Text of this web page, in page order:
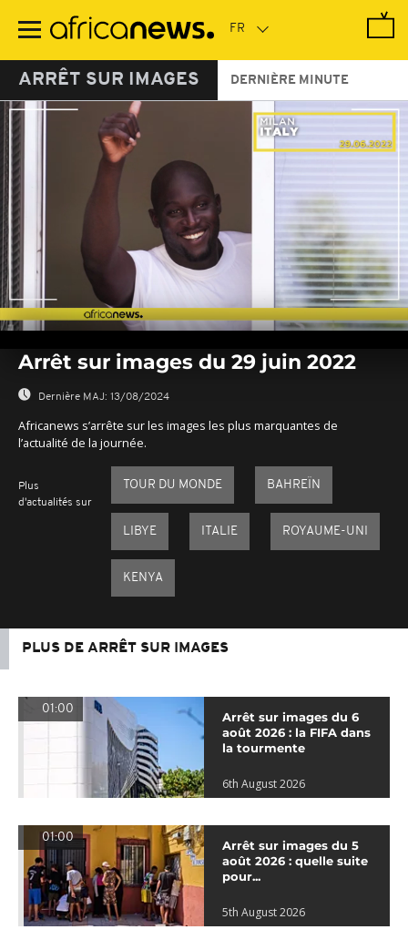
contenu
ARRÊT SUR IMAGES DERNIÈRE MINUTE
seconds
seconds
Arrêt sur images du 29 juin 2022
Dernière MAJ: 13/08/2024
Africanews s’arrête sur les images les plus marquantes de
l’actualité de la journée.
Plus
d'actualités sur
TOUR DU MONDE BAHREÏN
LIBYE ITALIE ROYAUME-UNI
KENYA
PLUS DE ARRÊT SUR IMAGES
01:00
Arrêt sur images du 6
août 2026 : la FIFA dans
la tourmente
6th August 2026
01:00
Arrêt sur images du 5
août 2026 : quelle suite
pour...
5th August 2026